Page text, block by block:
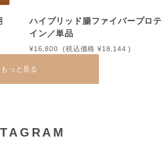
ハイブリッド腸ファイバープロテ
イン／単品
¥16,800 (税込価格 ¥18,144 )
もっと見る